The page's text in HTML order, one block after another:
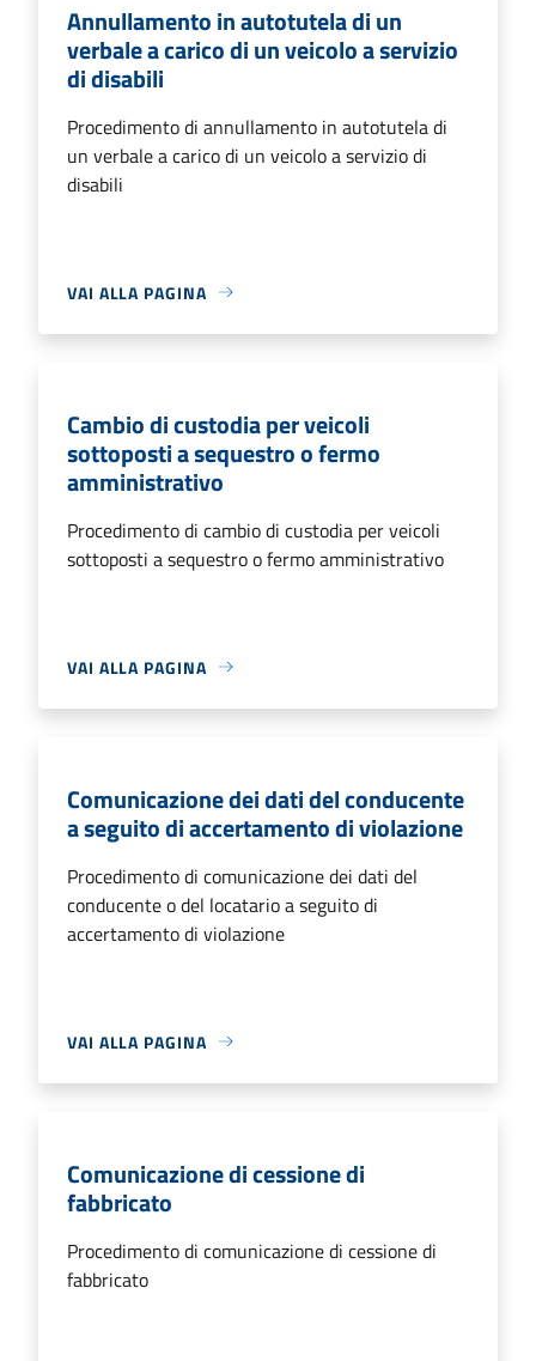
Annullamento in autotutela di un
verbale a carico di un veicolo a servizio
di disabili
Procedimento di annullamento in autotutela di
un verbale a carico di un veicolo a servizio di
disabili
VAI ALLA PAGINA
Cambio di custodia per veicoli
sottoposti a sequestro o fermo
amministrativo
Procedimento di cambio di custodia per veicoli
sottoposti a sequestro o fermo amministrativo
VAI ALLA PAGINA
Comunicazione dei dati del conducente
a seguito di accertamento di violazione
Procedimento di comunicazione dei dati del
conducente o del locatario a seguito di
accertamento di violazione
VAI ALLA PAGINA
Comunicazione di cessione di
fabbricato
Procedimento di comunicazione di cessione di
fabbricato